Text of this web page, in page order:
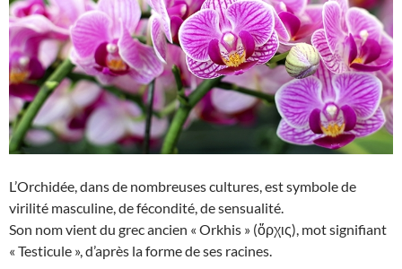
L’Orchidée, dans de nombreuses cultures, est symbole de
virilité masculine, de fécondité, de sensualité.
Son nom vient du grec ancien « Orkhis » (ὄρχις), mot signifiant
« Testicule », d’après la forme de ses racines.